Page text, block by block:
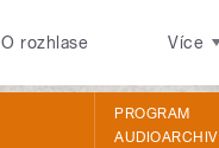
O rozhlase Více
PROGRAM
AUDIOARCHIV